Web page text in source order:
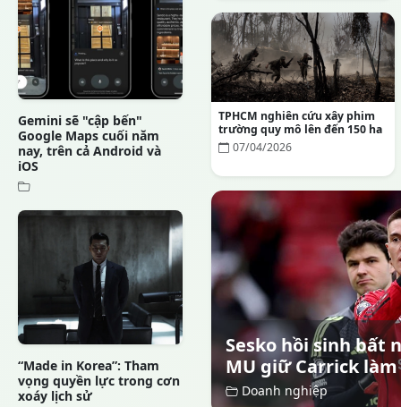
Gemini sẽ "cập bến"
Google Maps cuối năm
nay, trên cả Android và
iOS
“Made in Korea”: Tham
vọng quyền lực trong cơn
xoáy lịch sử
TPHCM nghiên cứu xây phim
trường quy mô lên đến 150 ha
07/04/2026
Sesko hồi sinh bất
MU giữ Carrick
Doanh nghiệp